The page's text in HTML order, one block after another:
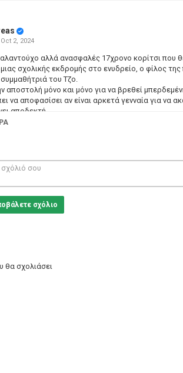
Oct 2, 2024
αλλά ανασφαλές 17χρονο κορίτσι που
σχολικής εκδρομής στο ενυδρείο, ο φίλος
του Τζο.
αποστολή μόνο και μόνο για να βρεθεί
να αποφασίσει αν είναι αρκετά γενναία για να
αποδεκτή
σχόλιο
θα σχολιάσει